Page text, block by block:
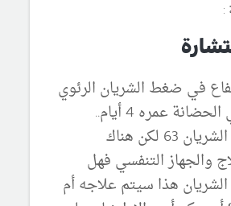
:
في ضغط الشريان الرئوي
وهو حاليا في الحضانة عمره 4 أيام..
ونسبة ضغط الشريان 63 لكن هناك
والجهاز التنفسي فهل
هذا سيتم علاجه أم